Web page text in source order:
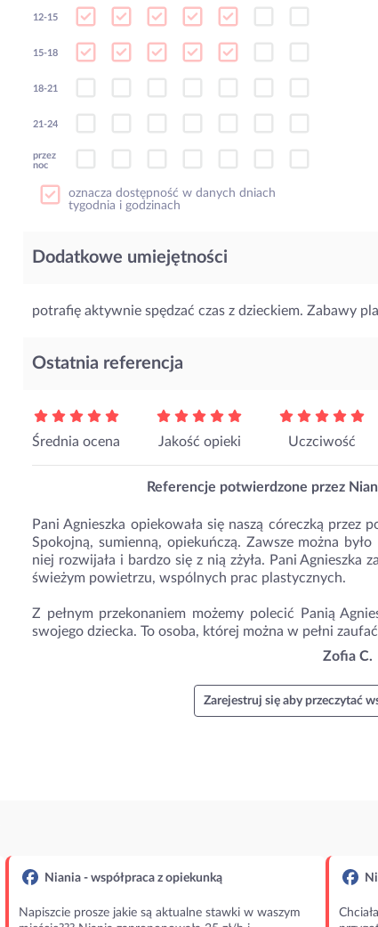
12-15
15-18
18-21
21-24
przez
noc
oznacza dostępność w danych dniach
tygodnia i godzinach
Dodatkowe umiejętności
potrafię aktywnie spędzać czas z dzieckiem. Zabawy
Ostatnia referencja
Średnia ocena Jakość opieki Uczciwość
Referencje potwierdzone przez
Pani Agnieszka opiekowała się naszą córeczką
Spokojną, sumienną, opiekuńczą. Zawsze można
niej rozwijała i bardzo się z nią zżyła. Pani Agnieszka
świeżym powietrzu, wspólnych prac plastycznych.
Z pełnym przekonaniem możemy polecić Panią
swojego dziecka. To osoba, której można w pełni
Zofia C.
Zarejestruj się aby przeczytać
Niania - współpraca z opiekunką
Napiszcie prosze jakie są aktualne stawki w waszym